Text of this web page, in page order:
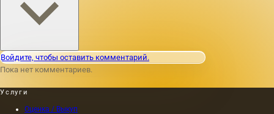
Войдите, чтобы оставить комментарий.
Пока нет комментариев.
Услуги
Оценка / Выкуп